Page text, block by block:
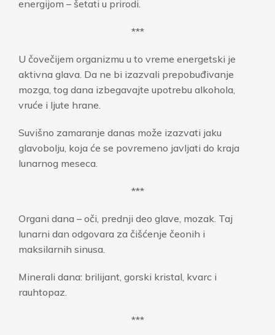
energijom – šetati u prirodi.
***
U čovečijem organizmu u to vreme energetski je
aktivna glava. Da ne bi izazvali prepobuđivanje
mozga, tog dana izbegavajte upotrebu alkohola,
vruće i ljute hrane.
Suvišno zamaranje danas može izazvati jaku
glavobolju, koja će se povremeno javljati do kraja
lunarnog meseca.
***
Organi dana – oči, prednji deo glave, mozak. Taj
lunarni dan odgovara za čišćenje čeonih i
maksilarnih sinusa.
Minerali dana: brilijant, gorski kristal, kvarc i
rauhtopaz.
***